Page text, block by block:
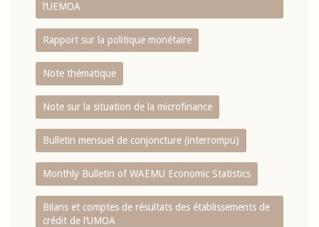
l‘UEMOA
Rapport sur la politique monétaire
Note thématique
Note sur la situation de la microfinance
Bulletin mensuel de conjoncture (interrompu)
Monthly Bulletin of WAEMU Economic Statistics
Bilans et comptes de résultats des établissements de
crédit de l‘UMOA